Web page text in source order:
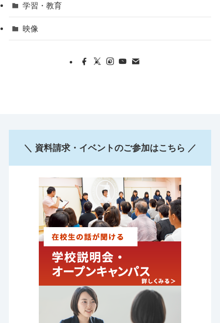
学習・教育
映像
＼ 資料請求・イベントのご参加はこちら ／